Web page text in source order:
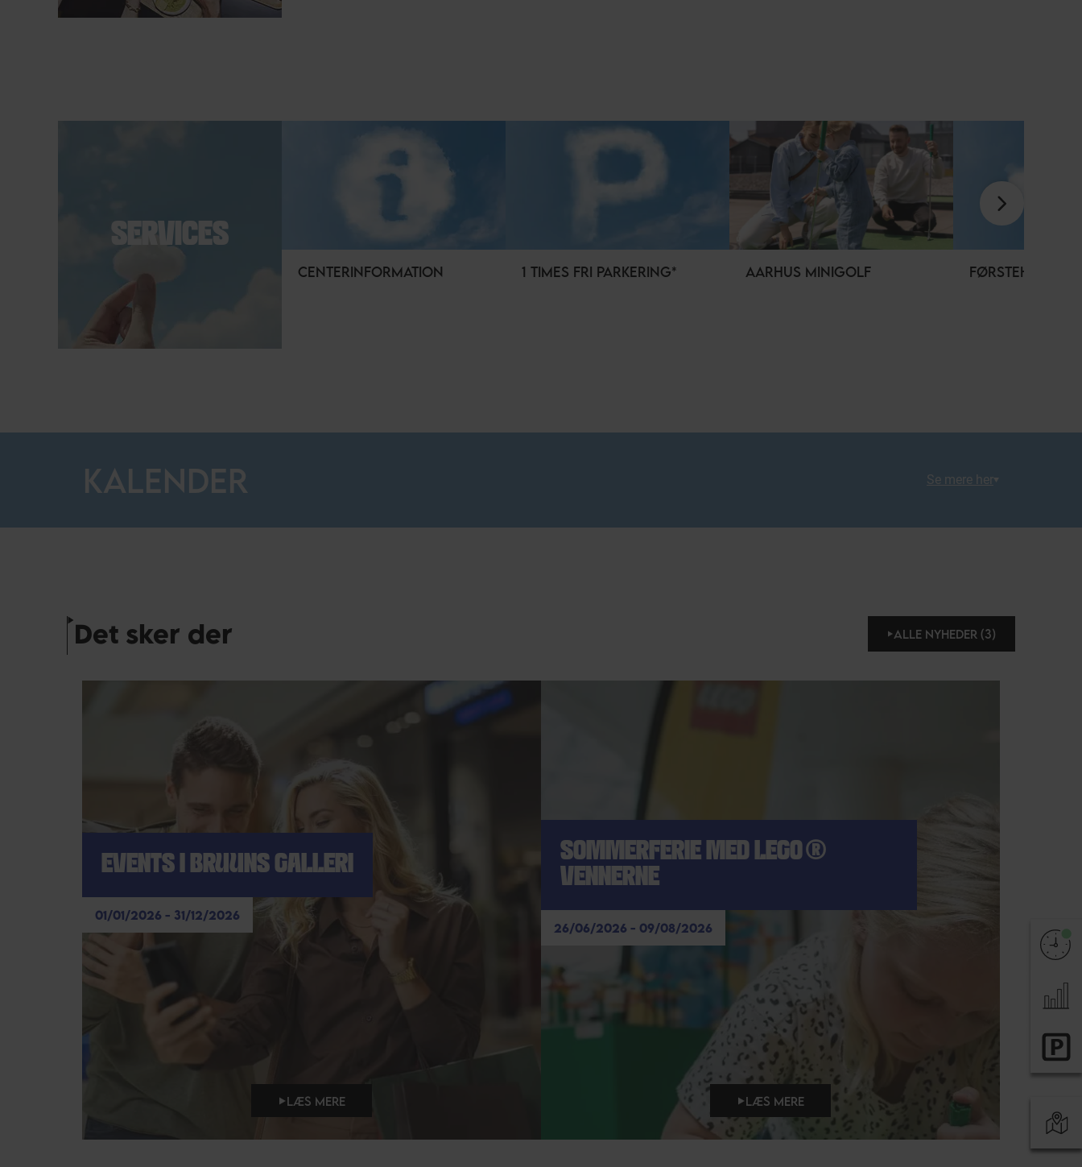
SERVICES
CENTERINFORMATION 1 TIMES FRI PARKERING* AARHUS MINIGOLF
KALENDER Se mere her
Det sker der ALLE NYHEDER (3)
EVENTS I BRUUNS GALLERI
01/01/2026 - 31/12/2026
LÆS MERE
SOMMERFERIE MED LEGO®
VENNERNE
26/06/2026 - 09/08/2026
LÆS MERE